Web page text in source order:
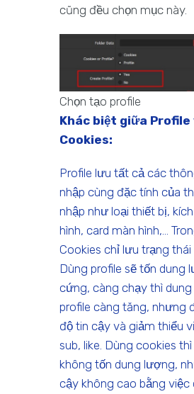
cũng đều chọn mục này.
Chọn tạo profile
Khác biệt giữa Profile
Cookies:
Profile lưu tất cả các
nhập cùng đặc tính của
nhập như loại thiết bị,
hình, card màn hình,…
Cookies chỉ lưu trạng thái
Dùng profile sẽ tốn dung
cứng, càng chạy thì
profile càng tăng, nhưng
độ tin cậy và giảm thiểu
sub, like. Dùng cookies
không tốn dung lượng,
cậy không cao bằng việc